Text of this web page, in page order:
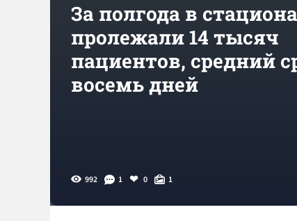
За полгода в
пролежали 14 тысяч
пациентов, средний
восемь дней
992 1 0 1